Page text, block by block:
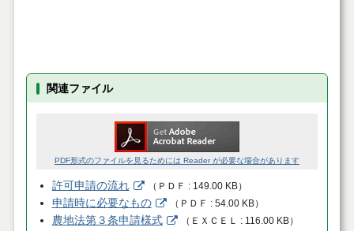
関連ファイル
PDF形式のファイルを見るためには Reader が必要な場合があります
許可申請の流れ （ ＰＤＦ 149.00 KB）
申請時に必要なもの （ ＰＤＦ 54.00 KB）
農地法第３条申請様式 （ ＥＸＣＥＬ 116.00 KB）